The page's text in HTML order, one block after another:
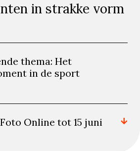
in strakke vorm
thema: Het
in de sport
Online tot 15 juni